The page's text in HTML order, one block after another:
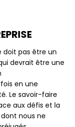
doit pas être un
devrait être une
en une
Le savoir-faire
aux défis et la
nous ne